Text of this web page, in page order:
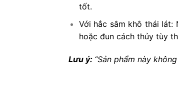
tốt.
Với hắc sâm khô thái lát:
hoặc đun cách thủy tùy
Lưu ý: “Sản phẩm này